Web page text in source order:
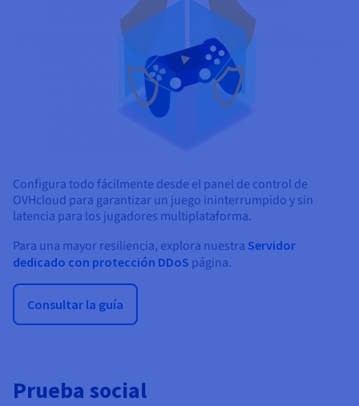
Configura todo fácilmente desde el panel de control de
OVHcloud para garantizar un juego ininterrumpido y sin
latencia para los jugadores multiplataforma.
Para una mayor resiliencia, explora nuestra Servidor
dedicado con protección DDoS página.
Consultar la guía
Prueba social